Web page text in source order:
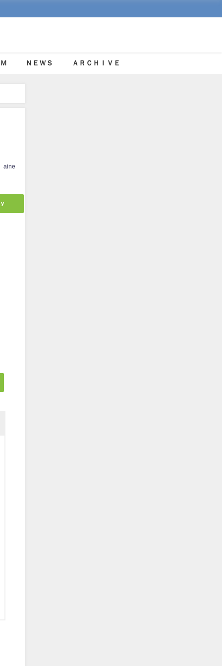
ＮＥＷＳ ＡＲＣＨＩＶＥ
aine